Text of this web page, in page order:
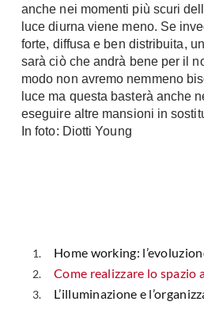
Gazebo
anche nei momenti più scuri
luce diurna viene meno. Se
forte, diffusa e ben distribuita,
sarà ciò che andrà bene per il
modo non avremo nemmeno
luce ma questa basterà anche
eseguire altre mansioni in
In foto: Diotti Young
Home working:
Come realizzare lo spazio
L’illuminazione e